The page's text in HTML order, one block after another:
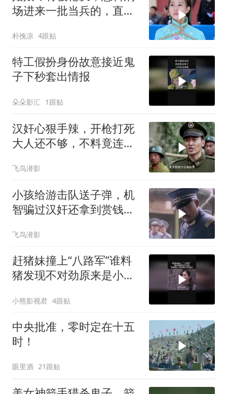
场进来一批当兵的，直接
朴挽凉 4跟贴
特工假扮身份故意接近鬼
子下秒套出情报
朵朵影汇 1跟贴
汉奸心狠手辣，开枪打死
大人还不够，不料竟连小
飞鸟潜影
小孩给游击队送子弹，机
智骗过汉奸还拿到赏钱，
飞鸟潜影
赶猪妹撞上“八路军”谁料
猪发现不对劲原来是小日
小熊影视君 4跟贴
中央批准，零时定在十五
时！
眼里酒 21跟贴